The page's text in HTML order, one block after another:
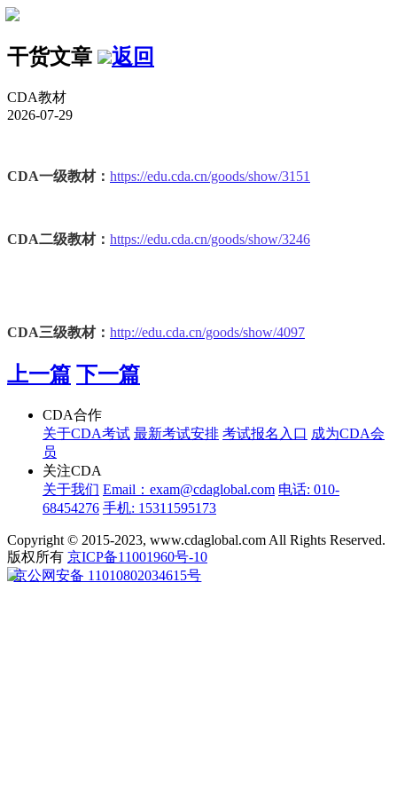
干货文章 返回
CDA教材
2026-07-29
CDA一级教材： https://edu.cda.cn/goods/show/3151
CDA二级教材： https://edu.cda.cn/goods/show/3246
CDA三级教材： http://edu.cda.cn/goods/show/4097
上一篇 下一篇
CDA合作
关于CDA考试 最新考试安排 考试报名入口 成为CDA会
员
关注CDA
关于我们 Email：exam@cdaglobal.com 电话: 010-
68454276 手机: 15311595173
Copyright © 2015-2023, www.cdaglobal.com All Rights Reserved.
版权所有 京ICP备11001960号-10
京公网安备 11010802034615号